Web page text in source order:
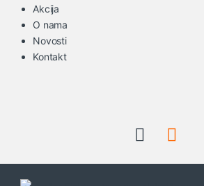
Akcija
O nama
Novosti
Kontakt